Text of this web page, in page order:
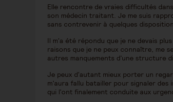
Elle rencontre de vraies difficultés
son médecin traitant. Je me suis
sans contrevenir à quelques
Il m'a été répondu que je ne devais
raisons que je ne peux connaître, me
autres manquements d'une structure
Je peux d'autant mieux porter un
m'aura fallu batailler pour signaler
qui l'ont finalement conduite aux